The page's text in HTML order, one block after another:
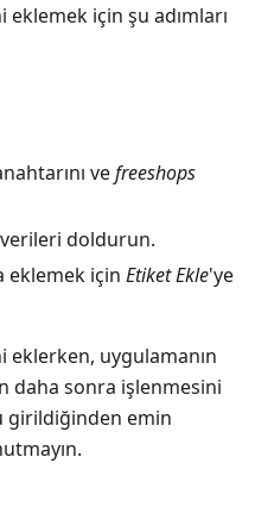
için şu adımları
vefreeshops
doldurun.
eklemek için Etiket Ekle'ye
eklerken, uygulamanın
daha sonra işlenmesini
girildiğinden emin